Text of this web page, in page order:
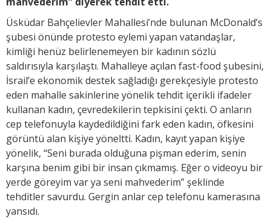
Üsküdar Bahçelievler Mahallesi’nde bulunan McDonald’s
şubesi önünde protesto eylemi yapan vatandaşlar,
kimliği henüz belirlenemeyen bir kadının sözlü
saldırısıyla karşılaştı. Mahalleye açılan fast-food şubesini,
İsrail’e ekonomik destek sağladığı gerekçesiyle protesto
eden mahalle sakinlerine yönelik tehdit içerikli ifadeler
kullanan kadın, çevredekilerin tepkisini çekti. O anların
cep telefonuyla kaydedildiğini fark eden kadın, öfkesini
görüntü alan kişiye yöneltti. Kadın, kayıt yapan kişiye
yönelik, “Seni burada olduğuna pişman ederim, senin
karşına benim gibi bir insan çıkmamış. Eğer o videoyu bir
yerde göreyim var ya seni mahvederim” şeklinde
tehditler savurdu. Gergin anlar cep telefonu kamerasına
yansıdı.